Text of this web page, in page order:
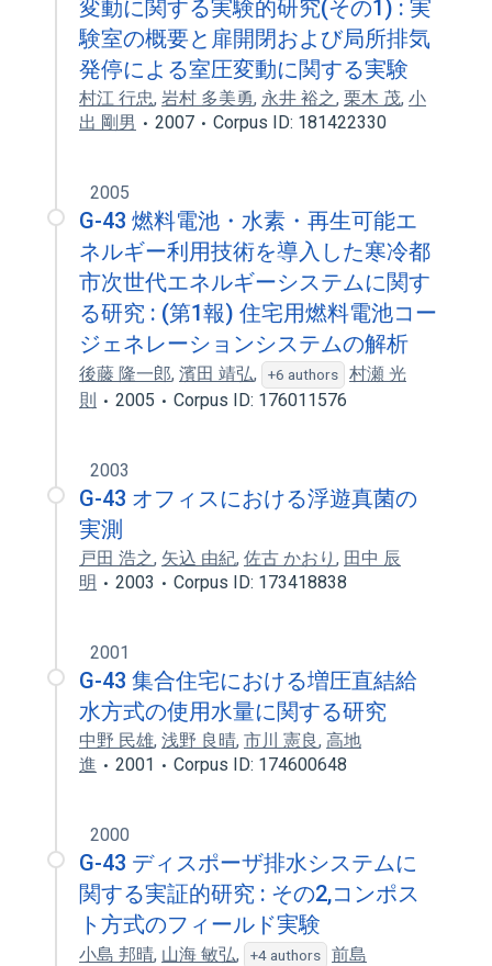
変動に関する実験的研究(その1) : 実
験室の概要と扉開閉および局所排気
発停による室圧変動に関する実験
村江 行忠, 岩村 多美勇, 永井 裕之, 栗木 茂, 小
出 剛男
2007 Corpus ID: 181422330
2005
G-43 燃料電池・水素・再生可能エ
ネルギー利用技術を導入した寒冷都
市次世代エネルギーシステムに関す
る研究 : (第1報) 住宅用燃料電池コー
ジェネレーションシステムの解析
後藤 隆一郎, 濱田 靖弘, +6 authors
村瀬 光
則
2005 Corpus ID: 176011576
2003
G-43 オフィスにおける浮遊真菌の
実測
戸田 浩之, 矢込 由紀, 佐古 かおり , 田中 辰
明
2003 Corpus ID: 173418838
2001
G-43 集合住宅における増圧直結給
水方式の使用水量に関する研究
中野 民雄, 浅野 良晴, 市川 憲良, 高地
進
2001 Corpus ID: 174600648
2000
G-43 ディスポーザ排水システムに
関する実証的研究 : その2,コンポス
ト方式のフィールド実験
小島 邦晴, 山海 敏弘, +4 authors
前島